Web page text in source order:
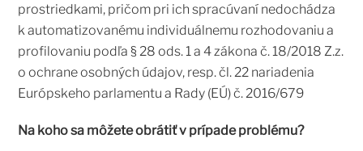
prostriedkami, pričom pri ich spracúvaní nedochádza
k automatizovanému individuálnemu rozhodovaniu a
profilovaniu podľa § 28 ods. 1 a 4 zákona č. 18/2018 Z.z.
o ochrane osobných údajov, resp. čl. 22 nariadenia
Európskeho parlamentu a Rady (EÚ) č. 2016/679
Na koho sa môžete obrátiť v prípade problému?